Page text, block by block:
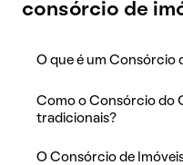
consórcio de
O que é um Consórcio
Como o Consórcio do
tradicionais?
O Consórcio de